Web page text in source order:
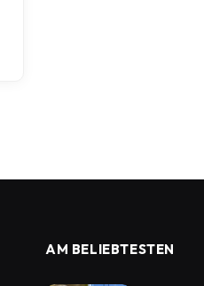
AM BELIEBTESTEN